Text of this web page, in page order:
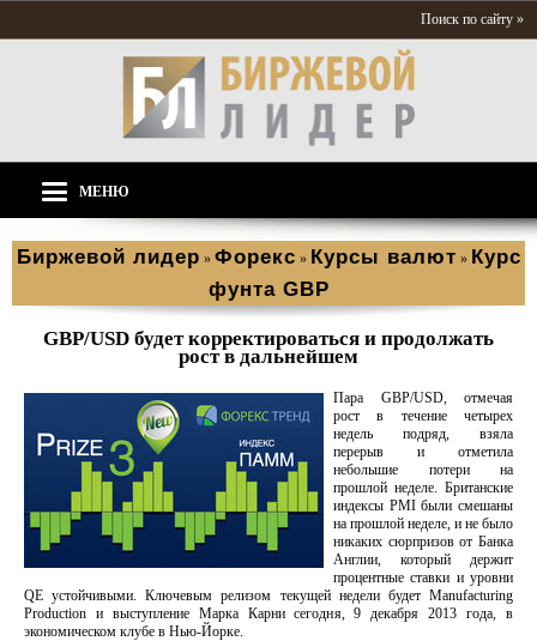
Поиск по сайту »
МЕНЮ
Биржевой лидер » Форекс » Курсы валют » Курс
фунта GBP
GBP/USD будет корректироваться и продолжать
рост в дальнейшем
Пара GBP/USD, отмечая
рост в течение четырех
недель подряд, взяла
перерыв и отметила
небольшие потери на
прошлой неделе. Британские
индексы PMI были смешаны
на прошлой неделе, и не было
никаких сюрпризов от Банка
Англии, который держит
процентные ставки и уровни
QE устойчивыми. Ключевым релизом текущей недели будет Manufacturing
Production и выступление Марка Карни сегодня, 9 декабря 2013 года, в
экономическом клубе в Нью-Йорке.